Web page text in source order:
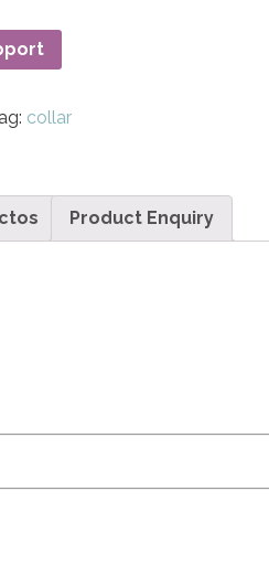
collar
Product Enquiry